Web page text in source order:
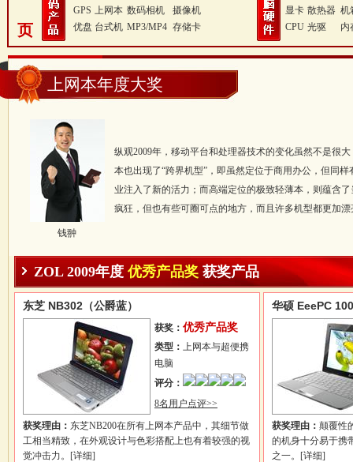
页
GPS 上网本 数码相机
摄像机
优盘 台式机 MP3/MP4 存储卡
显卡 散热器 机
CPU 光驱 内
上网本年度大奖
纵观2009年，移动平台和处理器技术的变化虽然不是很
本也出现了“跨界机型”，即虽然定位于商用办公，但同
业注入了新的活力；而高端定位的极致轻薄本，则蕴含
疯狂，但也有些可圈可点的地方，而且许多机型都更加漂
钱翀
ZOL 2009年度 优秀产品奖 获奖产品
东芝 NB302（公爵蓝）
获奖： 优秀产品奖
类型： 上网本与超便携
电脑
评分：
8名用户点评>>
获奖理由： 东芝NB200在所有上网本产品中，其细节做
工相当精致，在外观设计与色彩搭配上也有着较强的视
觉冲击力。 [详细]
华硕 EeePC
获奖理由： 颠覆性
的机身十分易于携
之一。 [详细]